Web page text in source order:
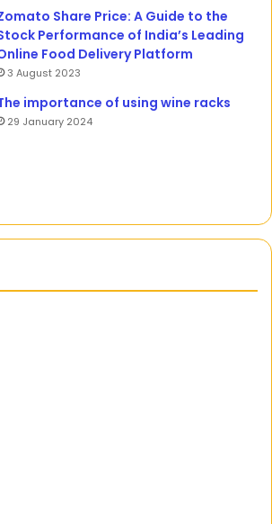
Share Price: A Guide to the
Performance of India’s Leading
Food Delivery Platform
3 August 2023
importance of using wine racks
29 January 2024